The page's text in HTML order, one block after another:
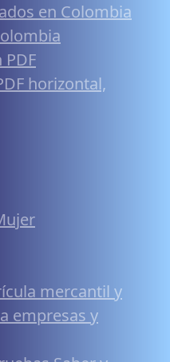
en Colombia
horizontal,
mercantil y
empresas y